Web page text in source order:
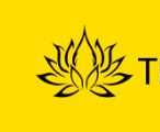
innehåll